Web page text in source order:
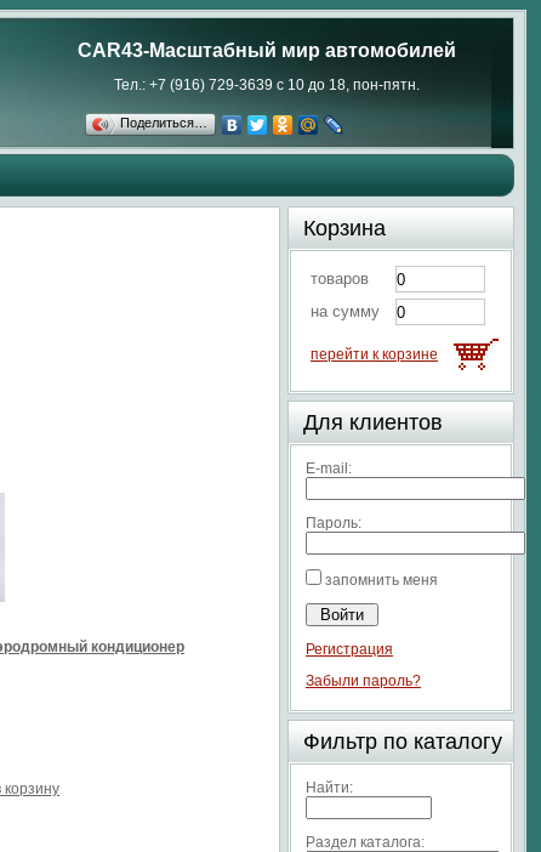
CAR43-Масштабный мир автомобилей
Тел.: +7 (916) 729-3639 с 10 до 18, пон-пятн.
Поделиться…
кондиционер
корзину
Корзина
товаров
на сумму
перейти к корзине
Для клиентов
E-mail:
Пароль:
запомнить меня
Регистрация
Забыли пароль?
Фильтр по каталогу
Найти:
Раздел каталога: